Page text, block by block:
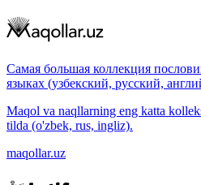
Самая большая коллекция
языках (узбекский, русский,
Maqol va naqllarning eng katta
tilda (o'zbek, rus, ingliz).
maqollar.uz